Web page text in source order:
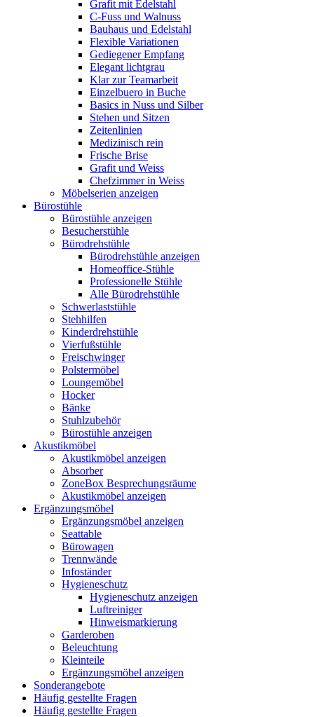
Grafit mit Edelstahl
C-Fuss und Walnuss
Bauhaus und Edelstahl
Flexible Variationen
Gediegener Empfang
Elegant lichtgrau
Klar zur Teamarbeit
Einzelbuero in Buche
Basics in Nuss und Silber
Stehen und Sitzen
Zeitenlinien
Medizinisch rein
Frische Brise
Grafit und Weiss
Chefzimmer in Weiss
Möbelserien anzeigen
Bürostühle
Bürostühle anzeigen
Besucherstühle
Bürodrehstühle
Bürodrehstühle anzeigen
Homeoffice-Stühle
Professionelle Stühle
Alle Bürodrehstühle
Schwerlaststühle
Stehhilfen
Kinderdrehstühle
Vierfußstühle
Freischwinger
Polstermöbel
Loungemöbel
Hocker
Bänke
Stuhlzubehör
Bürostühle anzeigen
Akustikmöbel
Akustikmöbel anzeigen
Absorber
ZoneBox Besprechungsräume
Akustikmöbel anzeigen
Ergänzungsmöbel
Ergänzungsmöbel anzeigen
Seattable
Bürowagen
Trennwände
Infoständer
Hygieneschutz
Hygieneschutz anzeigen
Luftreiniger
Hinweismarkierung
Garderoben
Beleuchtung
Kleinteile
Ergänzungsmöbel anzeigen
Sonderangebote
Häufig gestellte Fragen
Häufig gestellte Fragen